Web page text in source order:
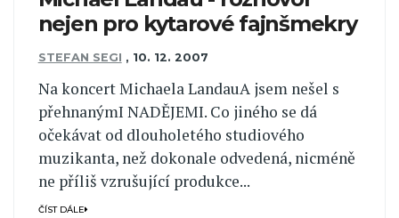
nejen pro kytarové fajnšmekry
STEFAN SEGI , 10. 12. 2007
Na koncert Michaela LandauA jsem nešel s
přehnanýmI NADĚJEMI. Co jiného se dá
očekávat od dlouholetého studiového
muzikanta, než dokonale odvedená, nicméně
ne příliš vzrušující produkce...
ČÍST DÁLE